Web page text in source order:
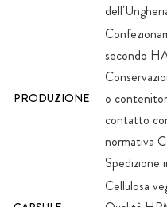
PRODUZIONE
secondo
o
contatto
normativa
Spedizione
Cellulosa